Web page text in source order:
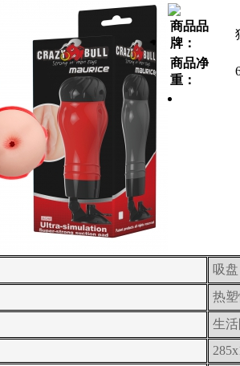
商品品
牌：
商品净
重：
吸盘
热
生